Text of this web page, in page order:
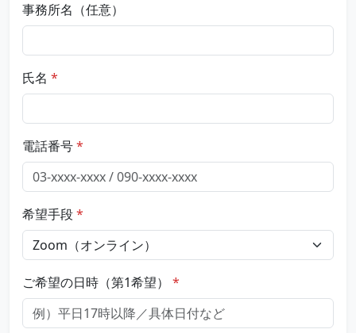
事務所名（任意）
氏名
電話番号
希望手段
ご希望の日時（第1希望）